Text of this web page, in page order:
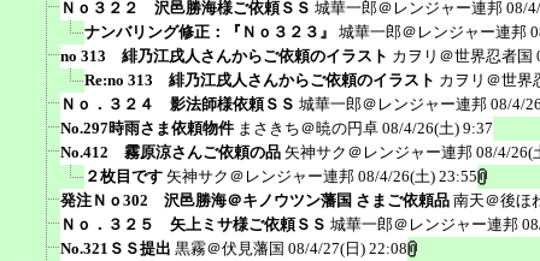
Ｎｏ３２２ 沢邑勝海様ご依頼ＳＳ 城華一郎＠レンジャー連邦 08/
ナンバリング修正：『Ｎｏ３２３』
城華一郎＠レンジャー連邦
no 313 緋乃江戌人さんからご依頼のイラスト カヲリ＠世界忍者国
Re:no 313 緋乃江戌人さんからご依頼のイラスト カヲリ＠世界
Ｎｏ．３２４ 影法師様依頼ＳＳ 城華一郎＠レンジャー連邦 08/4/
No.297時雨さま依頼物件 まさきち＠暁の円卓 08/4/26(土) 9:37
No.412 霧原涼さんご依頼の品 矢神サク＠レンジャー連邦 08/4/26(
２枚目です 矢神サク＠レンジャー連邦 08/4/26(土) 23:55
発注Ｎｏ302 沢邑勝海＠キノウツン藩国 さまご依頼品 南天＠後ほ
Ｎｏ．３２５ 矢上ミサ様ご依頼ＳＳ 城華一郎＠レンジャー連邦
No.321ＳＳ提出 黒霧＠伏見藩国 08/4/27(日) 22:08